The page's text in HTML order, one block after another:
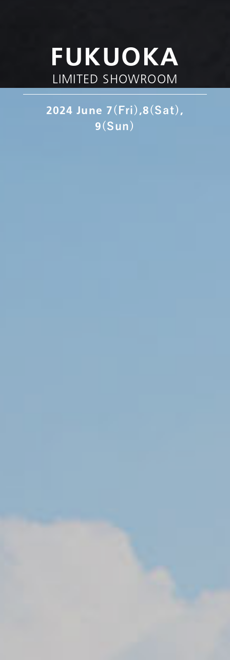
FUKUOKA
LIMITED SHOWROOM
2024 June 7(Fri) ,8(Sat) ,
9(Sun)